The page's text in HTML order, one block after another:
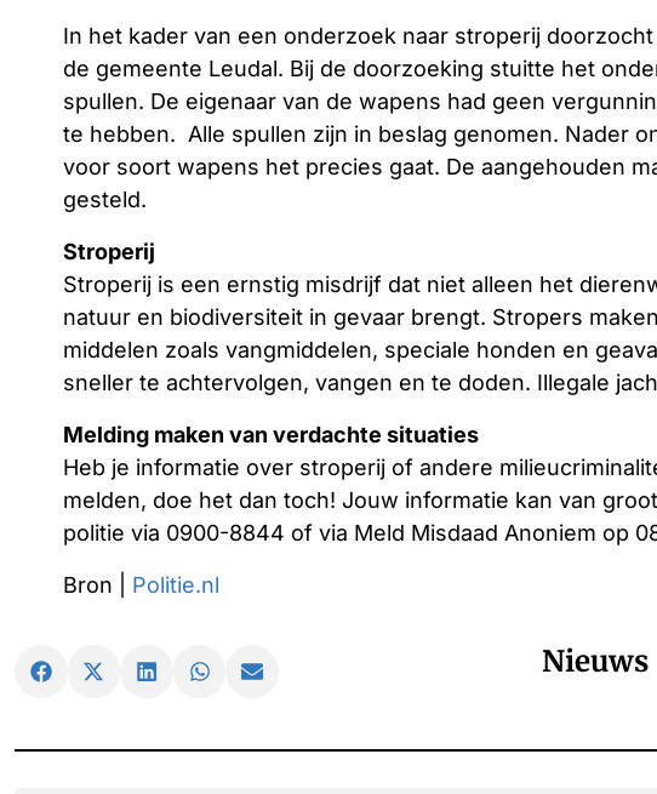
In het kader van een onderzoek naar stroperij
de gemeente Leudal. Bij de doorzoeking stuitte het
spullen. De eigenaar van de wapens had geen
te hebben. Alle spullen zijn in beslag genomen. Nader
voor soort wapens het precies gaat. De aangehouden
gesteld.
Stroperij
Stroperij is een ernstig misdrijf dat niet alleen het
natuur en biodiversiteit in gevaar brengt. Stropers
middelen zoals vangmiddelen, speciale honden en
sneller te achtervolgen, vangen en te doden. Illegale
Melding maken van verdachte situaties
Heb je informatie over stroperij of andere
melden, doe het dan toch! Jouw informatie kan van
politie via 0900-8844 of via Meld Misdaad Anoniem op
Bron | Politie.nl
Nieuws